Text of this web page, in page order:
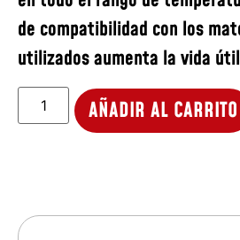
de compatibilidad con los
utilizados aumenta la vida
AÑADIR AL CARRITO